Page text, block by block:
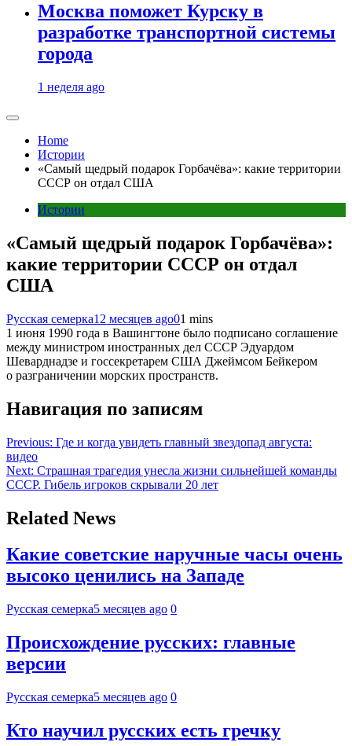
Москва поможет Курску в
разработке транспортной системы
города
1 неделя ago
Home
Истории
«Самый щедрый подарок Горбачёва»: какие территории
СССР он отдал США
Истории
«Самый щедрый подарок Горбачёва»:
какие территории СССР он отдал
США
Русская семерка12 месяцев ago01 mins
1 июня 1990 года в Вашингтоне было подписано соглашение
между министром иностранных дел СССР Эдуардом
Шеварднадзе и госсекретарем США Джеймсом Бейкером
о разграничении морских пространств.
Навигация по записям
Previous: Где и когда увидеть главный звездопад августа:
видео
Next: Страшная трагедия унесла жизни сильнейшей команды
СССР. Гибель игроков скрывали 20 лет
Related News
Какие советские наручные часы очень
высоко ценились на Западе
Русская семерка5 месяцев ago 0
Происхождение русских: главные
версии
Русская семерка5 месяцев ago 0
Кто научил русских есть гречку